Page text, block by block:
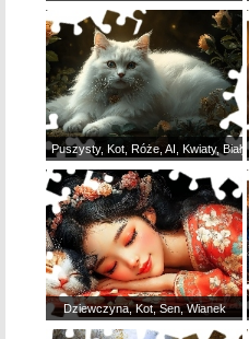
Puszysty, Kot, Róże, AI, Kwiaty, Biały
Dziewczyna, Kot, Sen, Wianek